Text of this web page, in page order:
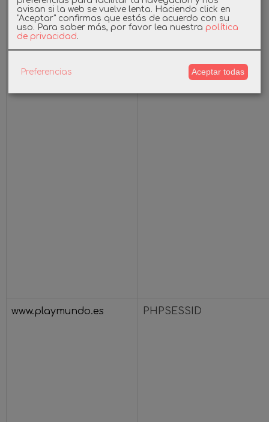
www.playmundo.es __utmz
www.playmundo.es PHPSESSID
avisan si la web se vuelve lenta. Haciendo click en
"Aceptar" confirmas que estás de acuerdo con su
uso. Para saber más, por favor lea nuestra política
de privacidad.
Preferencias Aceptar todas